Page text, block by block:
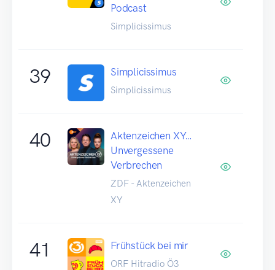
Podcast
Simplicissimus
39 Simplicissimus
Simplicissimus
40
Aktenzeichen XY…
Unvergessene
Verbrechen
ZDF - Aktenzeichen
XY
41 Frühstück bei mir
ORF Hitradio Ö3